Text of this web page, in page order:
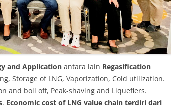
and Application antara lain Regasification
Storage of LNG, Vaporization, Cold utilization.
and boil off, Peak-shaving and Liquefiers.
. Economic cost of LNG value chain terdiri dari